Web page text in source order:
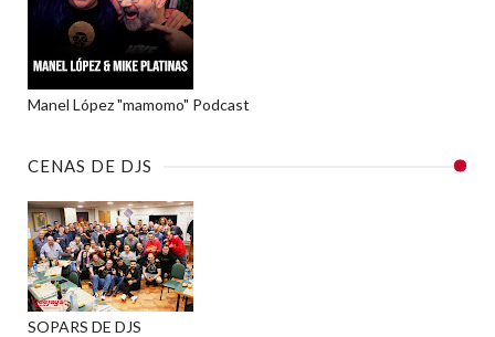
Manel López "mamomo" Podcast
CENAS DE DJS
SOPARS DE DJS